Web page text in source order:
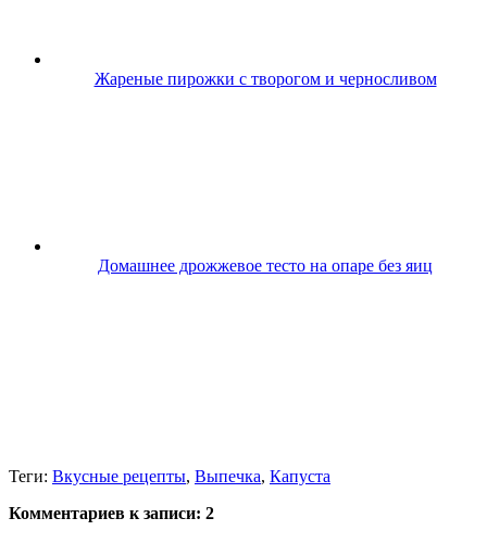
Жареные пирожки с творогом и черносливом
Домашнее дрожжевое тесто на опаре без яиц
Теги: Вкусные рецепты, Выпечка, Капуста
Комментариев к записи: 2